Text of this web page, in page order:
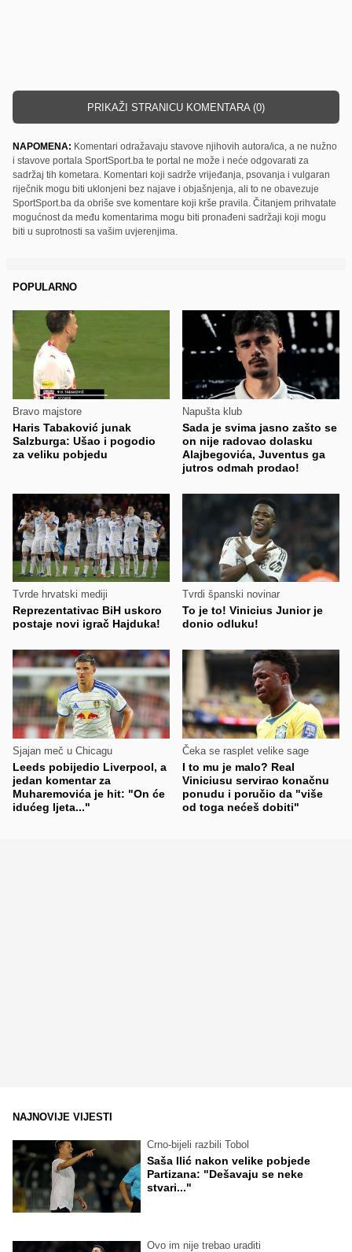
PRIKAŽI STRANICU KOMENTARA (0)
NAPOMENA: Komentari odražavaju stavove njihovih autora/ica, a ne nužno
i stavove portala SportSport.ba te portal ne može i neće odgovarati za
sadržaj tih kometara. Komentari koji sadrže vrijeđanja, psovanja i vulgaran
riječnik mogu biti uklonjeni bez najave i objašnjenja, ali to ne obavezuje
SportSport.ba da obriše sve komentare koji krše pravila. Čitanjem prihvatate
mogućnost da među komentarima mogu biti pronađeni sadržaji koji mogu
biti u suprotnosti sa vašim uvjerenjima.
POPULARNO
Bravo majstore
Haris Tabaković junak
Salzburga: Ušao i pogodio
za veliku pobjedu
Napušta klub
Sada je svima jasno zašto se
on nije radovao dolasku
Alajbegovića, Juventus ga
jutros odmah prodao!
Tvrde hrvatski mediji
Reprezentativac BiH uskoro
postaje novi igrač Hajduka!
Tvrdi španski novinar
To je to! Vinicius Junior je
donio odluku!
Sjajan meč u Chicagu
Leeds pobijedio Liverpool, a
jedan komentar za
Muharemovića je hit: "On će
idućeg ljeta..."
Čeka se rasplet velike sage
I to mu je malo? Real
Viniciusu servirao konačnu
ponudu i poručio da "više
od toga nećeš dobiti"
NAJNOVIJE VIJESTI
Crno-bijeli razbili Tobol
Saša Ilić nakon velike pobjede
Partizana: "Dešavaju se neke
stvari..."
Ovo im nije trebao uraditi